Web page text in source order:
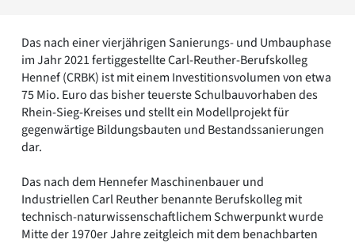
Das nach einer vierjährigen Sanierungs- und Umbauphase
im Jahr 2021 fertiggestellte Carl-Reuther-Berufskolleg
Hennef (CRBK) ist mit einem Investitionsvolumen von etwa
75 Mio. Euro das bisher teuerste Schulbauvorhaben des
Rhein-Sieg-Kreises und stellt ein Modellprojekt für
gegenwärtige Bildungsbauten und Bestandssanierungen
dar.
Das nach dem Hennefer Maschinenbauer und
Industriellen Carl Reuther benannte Berufskolleg mit
technisch-naturwissenschaftlichem Schwerpunkt wurde
Mitte der 1970er Jahre zeitgleich mit dem benachbarten